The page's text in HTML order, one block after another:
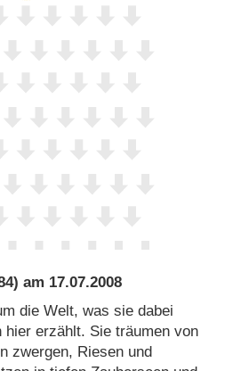
am 17.07.2008
die Welt, was sie dabei
hier erzählt. Sie träumen von
zwergen, Riesen und